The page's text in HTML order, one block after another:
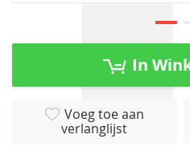
Ga
In
Voeg toe aan
verlanglijst